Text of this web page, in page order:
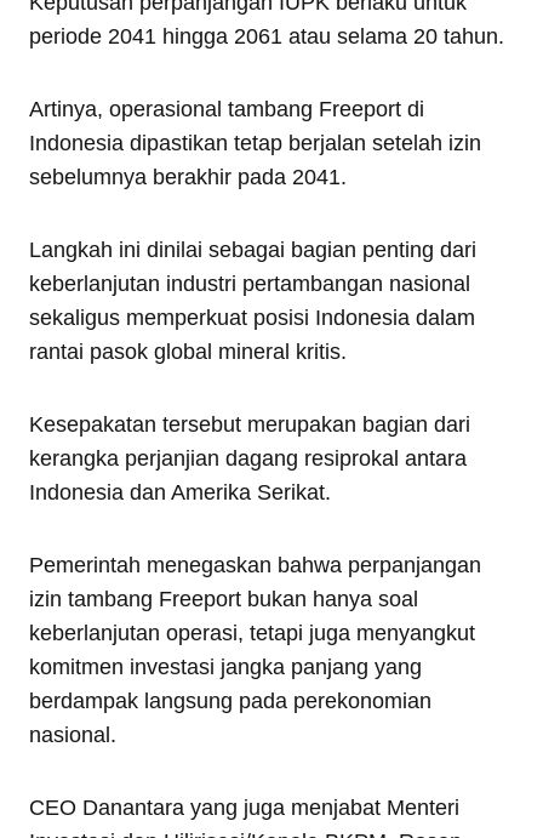
periode 2041 hingga 2061 atau selama 20 tahun.
Artinya, operasional tambang Freeport di
Indonesia dipastikan tetap berjalan setelah izin
sebelumnya berakhir pada 2041.
Langkah ini dinilai sebagai bagian penting dari
keberlanjutan industri pertambangan nasional
sekaligus memperkuat posisi Indonesia dalam
rantai pasok global mineral kritis.
Kesepakatan tersebut merupakan bagian dari
kerangka perjanjian dagang resiprokal antara
Indonesia dan Amerika Serikat.
Pemerintah menegaskan bahwa perpanjangan
izin tambang Freeport bukan hanya soal
keberlanjutan operasi, tetapi juga menyangkut
komitmen investasi jangka panjang yang
berdampak langsung pada perekonomian
nasional.
CEO Danantara yang juga menjabat Menteri